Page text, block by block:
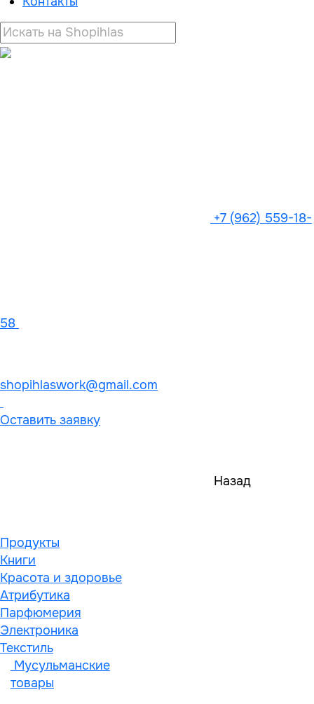
+7 (962) 559-18-
58
shopihlaswork@gmail.com
Оставить заявку
Назад
Продукты
Книги
Красота и здоровье
Атрибутика
Парфюмерия
Электроника
Текстиль
Мусульманские
товары